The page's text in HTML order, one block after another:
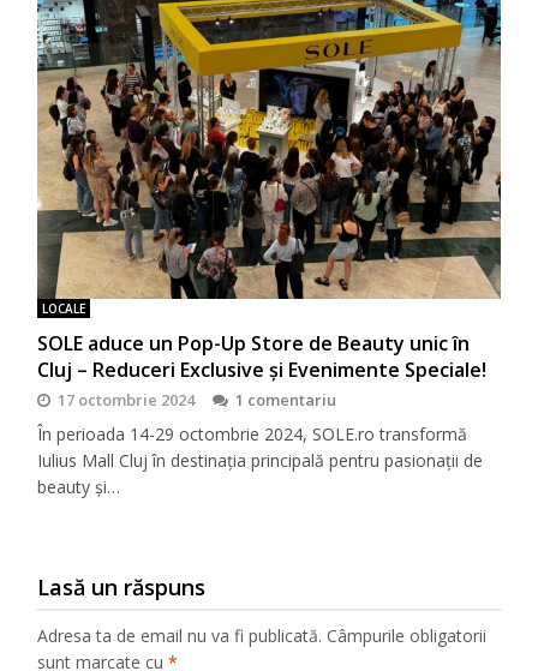
LOCALE
SOLE aduce un Pop-Up Store de Beauty unic în
Cluj – Reduceri Exclusive și Evenimente Speciale!
17 octombrie 2024 1 comentariu
În perioada 14-29 octombrie 2024, SOLE.ro transformă
Iulius Mall Cluj în destinația principală pentru pasionații de
beauty și…
Lasă un răspuns
Adresa ta de email nu va fi publicată. Câmpurile obligatorii
sunt marcate cu*